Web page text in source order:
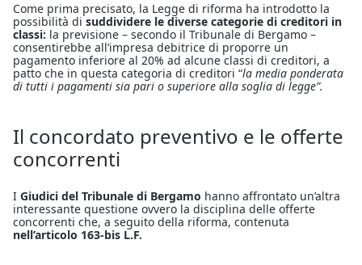
Come prima precisato, la Legge di riforma ha introdotto la
possibilità disuddividere le diverse categorie di creditori in
classi: la previsione – secondo il Tribunale di Bergamo –
consentirebbe all’impresa debitrice di proporre un
pagamento inferiore al 20% ad alcune classi di creditori, a
patto che in questa categoria di creditori “la media ponderata
di tutti i pagamenti sia pari o superiore alla soglia di legge”.
Il concordato preventivo e le offerte
concorrenti
I Giudici del Tribunale di Bergamo hanno affrontato un’altra
interessante questione ovvero la disciplina delle offerte
concorrenti che, a seguito della riforma, contenuta
nell’articolo 163-bis L.F.